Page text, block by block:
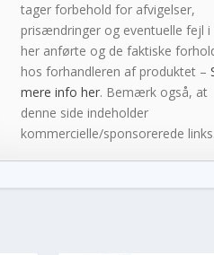
tager forbehold for afvigelser,
prisændringer og eventuelle fejl i
her anførte og de faktiske
hos forhandleren af produktet –
mere info her. Bemærk også, at
denne side indeholder
kommercielle/sponsorerede links.